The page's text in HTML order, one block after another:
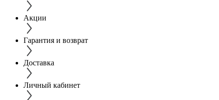
Акции
Гарантия и возврат
Доставка
Личный кабинет